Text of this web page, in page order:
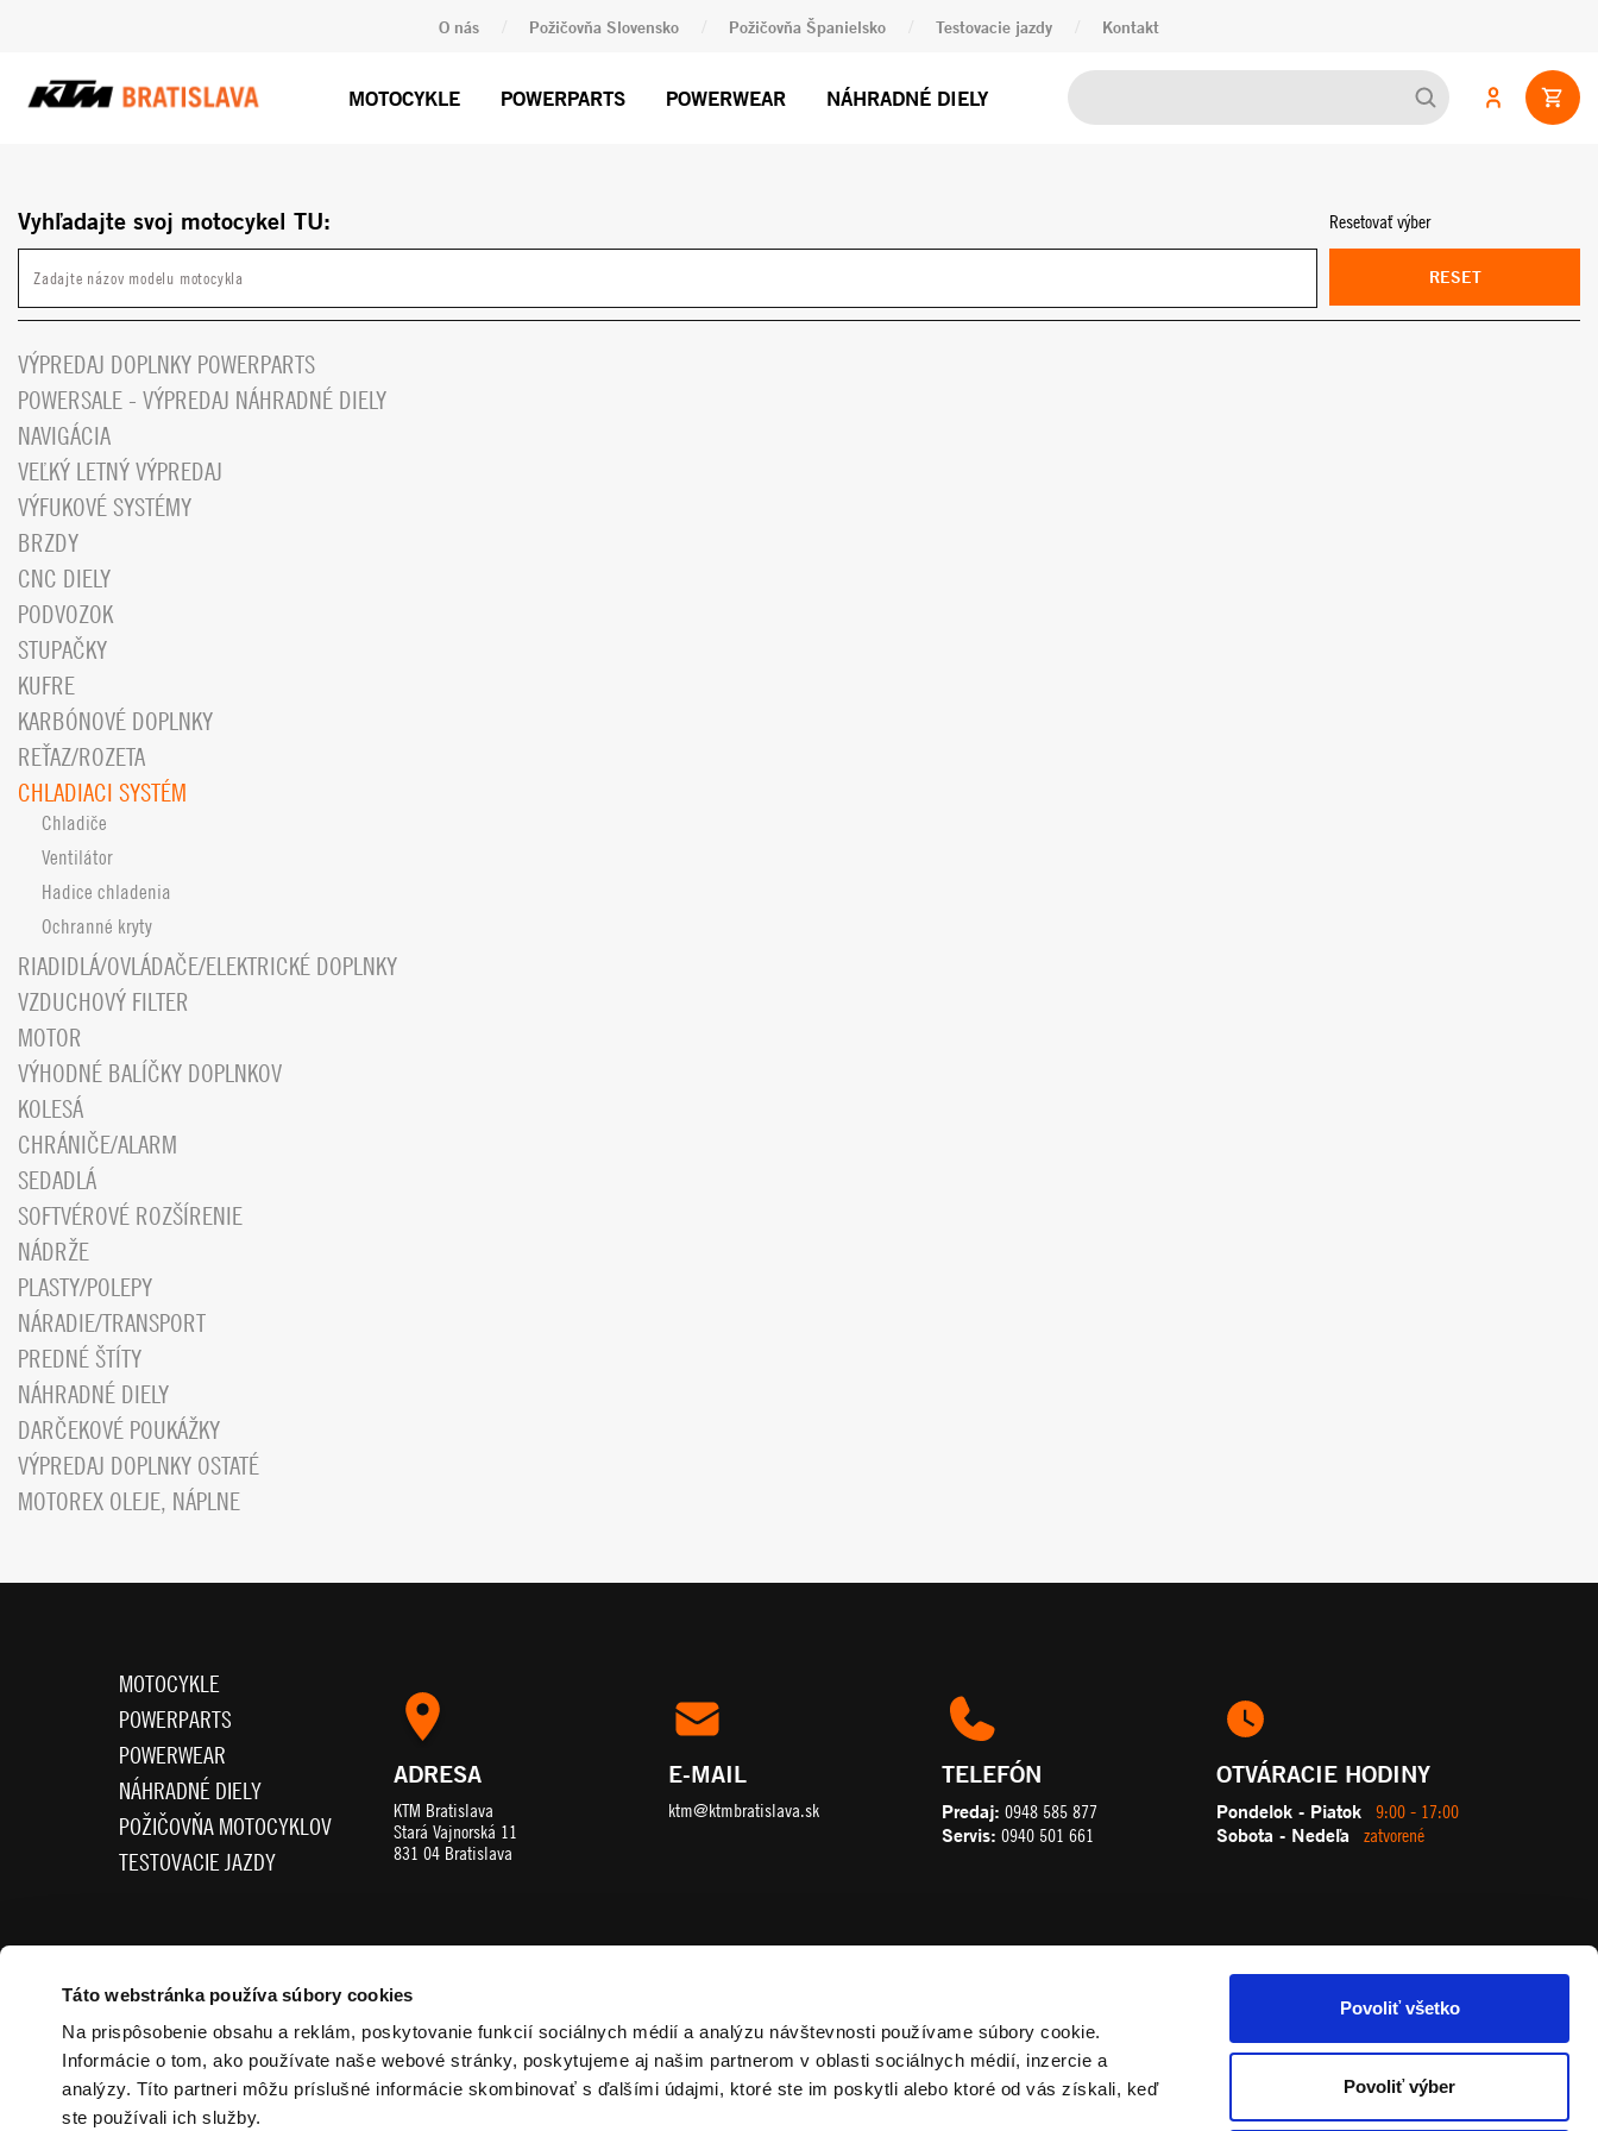
Táto webstránka používa súbory cookies
Na prispôsobenie obsahu a reklám, poskytovanie funkcií sociálnych médií a analýzu návštevnosti používame súbory cookie.
Informácie o tom, ako používate naše webové stránky, poskytujeme aj našim partnerom v oblasti sociálnych médií, inzercie a
analýzy. Títo partneri môžu príslušné informácie skombinovať s ďalšími údajmi, ktoré ste im poskytli alebo ktoré od vás získali, keď
ste používali ich služby.
Povoliť všetko
Povoliť výber
O nás Požičovňa Slovensko Požičovňa Španielsko Testovacie jazdy Kontakt
MOTOCYKLE POWERPARTS POWERWEAR NÁHRADNÉ DIELY
Vyhľadajte svoj motocykel TU: Resetovať výber
RESET
VÝPREDAJ DOPLNKY POWERPARTS
POWERSALE - VÝPREDAJ NÁHRADNÉ DIELY
NAVIGÁCIA
VEĽKÝ LETNÝ VÝPREDAJ
VÝFUKOVÉ SYSTÉMY
BRZDY
CNC DIELY
PODVOZOK
STUPAČKY
KUFRE
KARBÓNOVÉ DOPLNKY
REŤAZ/ROZETA
CHLADIACI SYSTÉM
Chladiče
Ventilátor
Hadice chladenia
Ochranné kryty
RIADIDLÁ/OVLÁDAČE/ELEKTRICKÉ DOPLNKY
VZDUCHOVÝ FILTER
MOTOR
VÝHODNÉ BALÍČKY DOPLNKOV
KOLESÁ
CHRÁNIČE/ALARM
SEDADLÁ
SOFTVÉROVÉ ROZŠÍRENIE
NÁDRŽE
PLASTY/POLEPY
NÁRADIE/TRANSPORT
PREDNÉ ŠTÍTY
NÁHRADNÉ DIELY
DARČEKOVÉ POUKÁŽKY
VÝPREDAJ DOPLNKY OSTATÉ
MOTOREX OLEJE, NÁPLNE
MOTOCYKLE
POWERPARTS
POWERWEAR
NÁHRADNÉ DIELY
POŽIČOVŇA MOTOCYKLOV
TESTOVACIE JAZDY
ADRESA
KTM Bratislava
Stará Vajnorská 11
831 04 Bratislava
E-MAIL
ktm@ktmbratislava.sk
TELEFÓN
Predaj: 0948 585 877
Servis: 0940 501 661
OTVÁRACIE HODINY
Pondelok - Piatok 9:00 - 17:00
Sobota - Nedeľa zatvorené